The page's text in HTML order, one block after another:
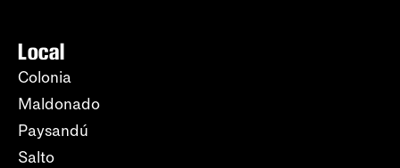
Local
Colonia
Maldonado
Paysandú
Salto